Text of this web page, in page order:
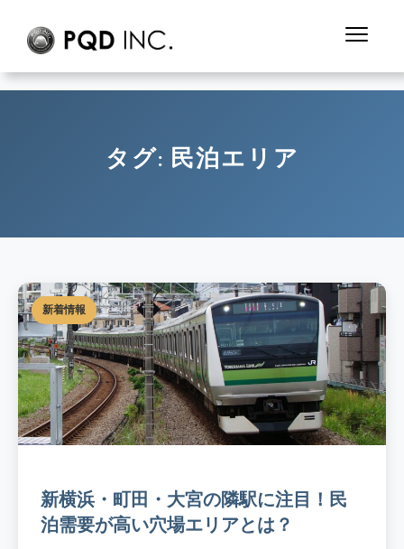
タグ: 民泊エリア
新着情報
新横浜・町田・大宮の隣駅に注目！民
泊需要が高い穴場エリアとは？